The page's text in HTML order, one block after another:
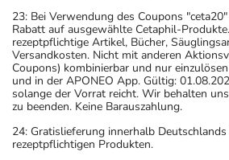
23: Bei Verwendung des Coupons
Rabatt auf ausgewählte Cetaphil-
rezeptpflichtige Artikel, Bücher,
Versandkosten. Nicht mit anderen
Coupons) kombinierbar und nur
und in der APONEO App. Gültig:
solange der Vorrat reicht. Wir behalten
zu beenden. Keine Barauszahlung.
24: Gratislieferung innerhalb
rezeptpflichtigen Produkten.